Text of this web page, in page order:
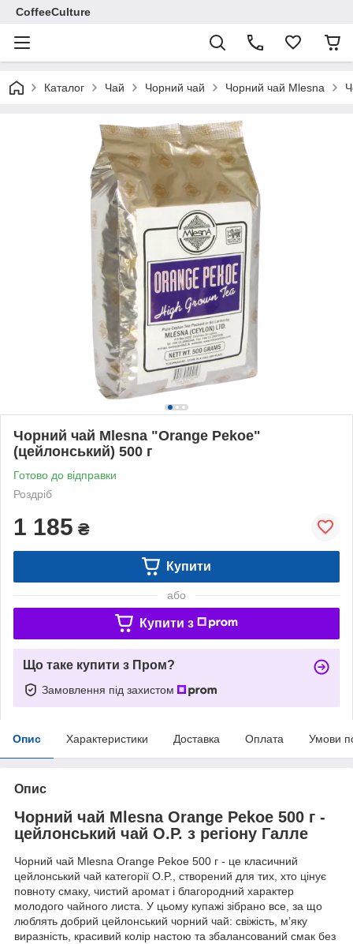
CoffeeCulture
Каталог Чай Чорний чай Чорний чай Mlesna
Чорний чай Mlesna "Orange Pekoe"
(цейлонський) 500 г
Готово до відправки
Роздріб
1 185 ₴
Купити
або
Купити з
Що таке купити з Пром?
Замовлення під захистом
Опис Характеристики Доставка Оплата Умови
Опис
Чорний чай Mlesna Orange Pekoe 500 г -
цейлонський чай O.P. з регіону Галле
Чорний чай Mlesna Orange Pekoe 500 г - це класичний
цейлонський чай категорії O.P., створений для тих, хто цінує
повноту смаку, чистий аромат і благородний характер
молодого чайного листа. У цьому купажі зібрано все, за що
люблять добрий цейлонський чорний чай: свіжість, м’яку
виразність, красивий колір настою та збалансований смак без